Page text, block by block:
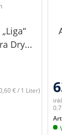
Dry...
€ / 1 Liter)